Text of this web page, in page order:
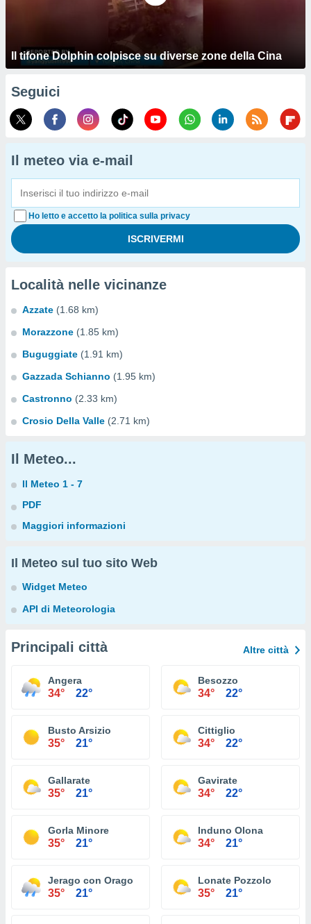
Il tifone Dolphin colpisce su diverse zone della Cina
Seguici
Il meteo via e-mail
Ho letto e accetto la politica sulla privacy
Località nelle vicinanze
Azzate (1.68 km)
Morazzone (1.85 km)
Buguggiate (1.91 km)
Gazzada Schianno (1.95 km)
Castronno (2.33 km)
Crosio Della Valle (2.71 km)
Il Meteo...
Il Meteo 1 - 7
PDF
Maggiori informazioni
Il Meteo sul tuo sito Web
Widget Meteo
API di Meteorologia
Principali città Altre città
Angera
34° 22°
Besozzo
34° 22°
Busto Arsizio
35° 21°
Cittiglio
34° 22°
Gallarate
35° 21°
Gavirate
34° 22°
Gorla Minore
35° 21°
Induno Olona
34° 21°
Jerago con Orago
35° 21°
Lonate Pozzolo
35° 21°